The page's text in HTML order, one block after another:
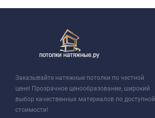
Заказывайте натяжные потолки по честной
цене! Прозрачное ценообразование, широкий
выбор качественных материалов по доступной
стоимости!